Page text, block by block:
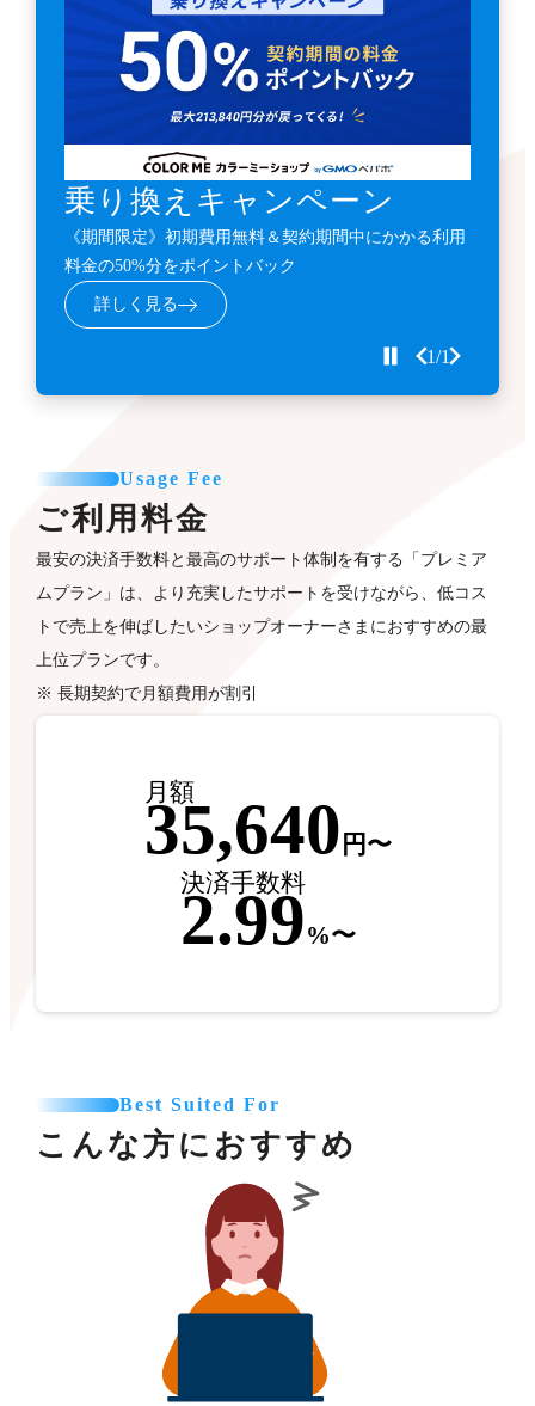
乗り換えキャンペーン
《期間限定》初期費用無料＆契約期間中にかかる利用
料金の50%分をポイントバック
詳しく見る
1/1
Usage Fee
ご利用料金
最安の決済手数料と最高のサポート体制を有する「プレミア
ムプラン」は、より充実したサポートを受けながら、低コス
トで売上を伸ばしたいショップオーナーさまにおすすめの最
上位プランです。
※ 長期契約で月額費用が割引
月額
35,640 円〜
決済手数料
2.99%〜
Best Suited For
こんな方におすすめ